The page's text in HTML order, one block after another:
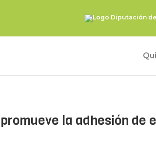
promueve la adhesión